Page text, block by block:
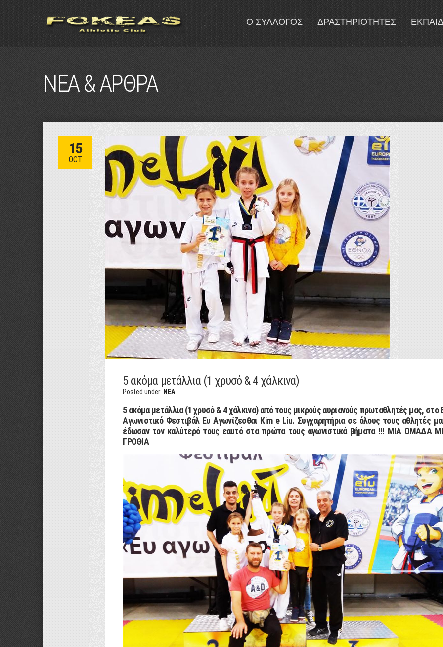
Ο ΣΥΛΛΟΓΟΣ ΔΡΑΣΤΗΡΙΟΤΗΤΕΣ
ΝΕΑ & ΑΡΘΡΑ
15
OCT
5 ακόμα μετάλλια (1 χρυσό & 4 χάλκινα)
Posted under: NEA
5 ακόμα μετάλλια (1 χρυσό & 4 χάλκινα) από τους μικρούς αυριανούς πρωταθλητές μας, στο
Αγωνιστικό Φεστιβάλ Ευ Αγωνίζεσθαι Kim e Liu. Συγχαρητήρια σε όλους τους αθλητές
έδωσαν τον καλύτερό τους εαυτό στα πρώτα τους αγωνιστικά βήματα !!! ΜΙΑ ΟΜΑΔΑ
ΓΡΟΘΙΑ